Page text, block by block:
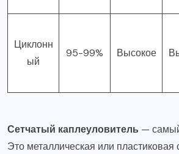
Циклонн
ый
95-99% Высокое
Сетчатый каплеуловитель —
Это металлическая или пластиковая